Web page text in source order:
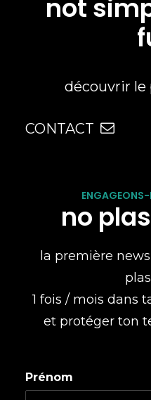
not
découvrir
CONTACT
ENGAGEONS-
no
la première
1 fois / mois dans
et protéger ton
Prénom